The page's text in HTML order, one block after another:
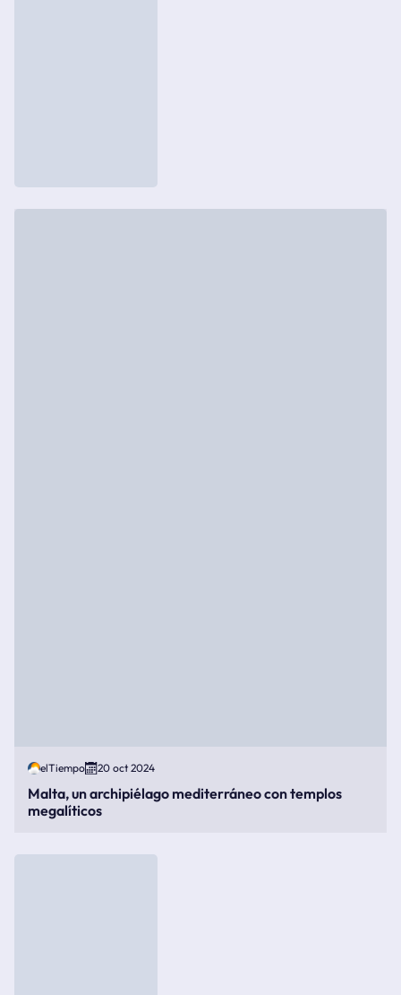
elTiempo 20 oct 2024
Malta, un archipiélago mediterráneo con templos
megalíticos